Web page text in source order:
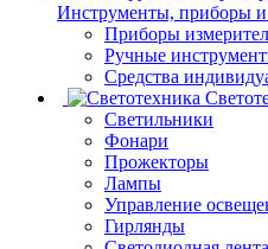
Инструменты, приборы и
Приборы
Ручные
Средства
Светильники
Фонари
Прожекторы
Лампы
Управление
Гирлянды